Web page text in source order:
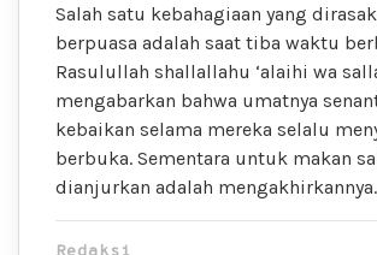
Salah satu kebahagiaan yang
berpuasa adalah saat tiba waktu
Rasulullah shallallahu ‘alaihi wa
mengabarkan bahwa umatnya
kebaikan selama mereka selalu
berbuka. Sementara untuk makan
dianjurkan adalah mengakhirkannya.